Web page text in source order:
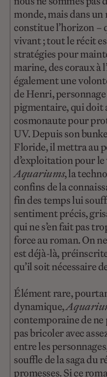
monde, mais dans
constitue l’horizon –
vivant ; tout le récit
stratégies pour
marine, des coraux à
également une
de Henri,
pigmentaire, qui doit
cosmonaute pour
UV. Depuis son
Floride, il mettra au
d’exploitation pour
Aquariums, la
confins de la
fin des temps lui
sentiment précis,
qui ne s’en fait pas
force au roman. On
est déjà-là,
qu’il soit nécessaire
Élément rare,
dynamique,
contemporaine de ne
pas bricoler avec
entre les
souffle de la saga du
promesses. Si ce